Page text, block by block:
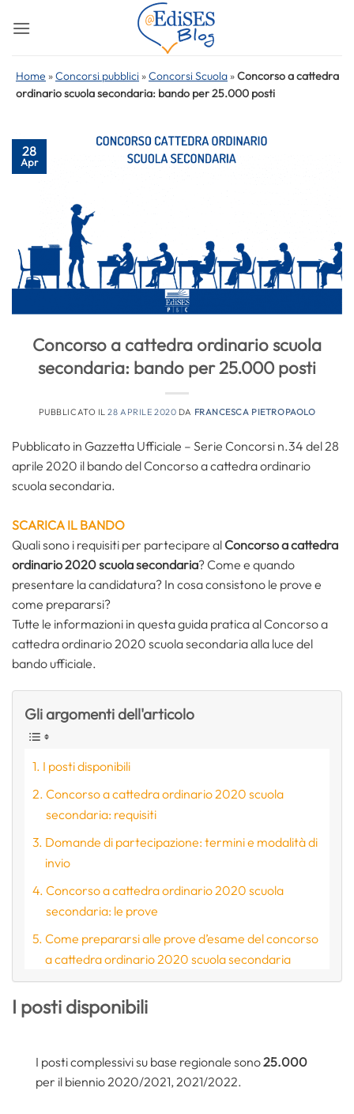
Home »Concorsi pubblici »Concorsi Scuola »Concorso a cattedra
ordinario scuola secondaria: bando per 25.000 posti
28
Apr
Concorso a cattedra ordinario scuola
secondaria: bando per 25.000 posti
PUBBLICATO IL28 APRILE 2020 DA FRANCESCA PIETROPAOLO
Pubblicato in Gazzetta Ufficiale – Serie Concorsi n.34 del 28
aprile 2020 il bando del Concorso a cattedra ordinario
scuola secondaria.
SCARICA IL BANDO
Quali sono i requisiti per partecipare al Concorso a cattedra
ordinario 2020 scuola secondaria? Come e quando
presentare la candidatura? In cosa consistono le prove e
come prepararsi?
Tutte le informazioni in questa guida pratica al Concorso a
cattedra ordinario 2020 scuola secondaria alla luce del
bando ufficiale.
Gli argomenti dell'articolo
I posti disponibili
Concorso a cattedra ordinario 2020 scuola
secondaria: requisiti
Domande di partecipazione: termini e modalità di
invio
Concorso a cattedra ordinario 2020 scuola
secondaria: le prove
Come prepararsi alle prove d’esame del concorso
a cattedra ordinario 2020 scuola secondaria
I posti disponibili
I posti complessivi su base regionale sono25.000
per il biennio 2020/2021, 2021/2022.